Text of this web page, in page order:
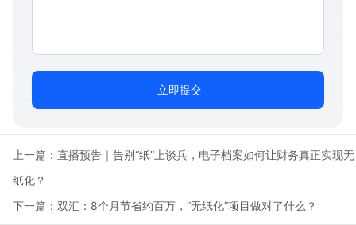
立即提交
上一篇： 直播预告｜告别“纸”上谈兵，电子档案如何让财务真正实现无
纸化？
下一篇： 双汇：8个月节省约百万，“无纸化”项目做对了什么？